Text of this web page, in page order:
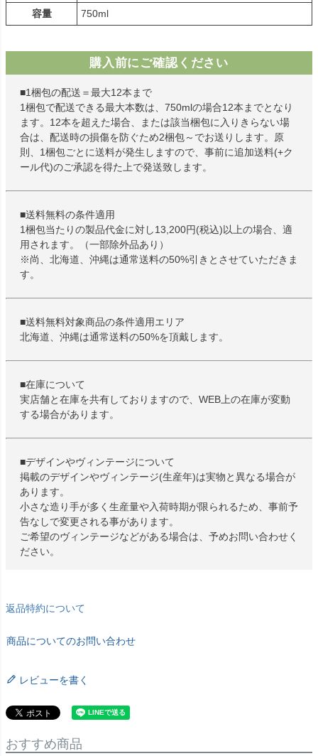
容量 750ml
購入前にご確認ください
■1梱包の配送＝最大12本まで
1梱包で配送できる最大本数は、750mlの場合12本までとなり
ます。12本を超えた場合、または該当梱包に入りきらない場
合は、配送時の損傷を防ぐため2梱包～でお送りします。原
則、1梱包ごとに送料が発生しますので、事前に追加送料(+ク
ール代)のご承認を得た上で発送致します。
■送料無料の条件適用
1梱包当たりの製品代金に対し13,200円(税込)以上の場合、適
用されます。（一部除外品あり）
※尚、北海道、沖縄は通常送料の50%引きとさせていただきま
す。
■送料無料対象商品の条件適用エリア
北海道、沖縄は通常送料の50%を頂戴します。
■在庫について
実店舗と在庫を共有しておりますので、WEB上の在庫が変動
する場合があります。
■デザインやヴィンテージについて
掲載のデザインやヴィンテージ(生産年)は実物と異なる場合が
あります。
小さな造り手が多く生産量や入荷時期が限られるため、事前予
告なしで変更される事があります。
ご希望のヴィンテージなどがある場合は、予めお問い合わせく
ださい。
返品特約について
商品についてのお問い合わせ
レビューを書く
おすすめ商品